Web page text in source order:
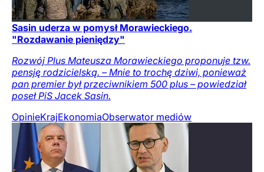
Sasin uderza w pomysł Morawieckiego.
"Rozdawanie pieniędzy"
Rozwój Plus Mateusza Morawieckiego proponuje tzw.
pensję rodzicielską. – Mnie to trochę dziwi, ponieważ
pan premier był przeciwnikiem 500 plus – powiedział
poseł PiS Jacek Sasin.
OpinieKrajEkonomiaObserwator mediów